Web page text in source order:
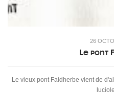
26
Le pont
Le vieux pont Faidherbe vient de